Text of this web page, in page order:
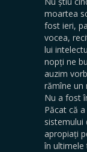
moartea
fost ieri,
vocea,
lui
nopți ne
auzim
rămîne un
Nu a fost
Păcat că
sistemului
apropiați
în ultimele